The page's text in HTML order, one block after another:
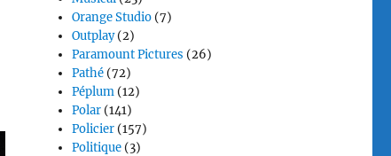
Orange Studio (7)
Outplay(2)
Paramount Pictures (26)
Pathé (72)
Péplum (12)
Polar (141)
Policier (157)
Politique (3)